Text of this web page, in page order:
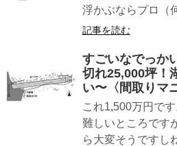
浮かぶならプロ（
記事を読む
すごいなでっか
切れ25,000坪！
い〜〈間取りマ
これ1,500万円で
難しいところです
ら大変そうですし